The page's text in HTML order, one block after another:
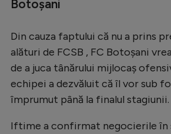
Stranieri
Clasamente
Botoșani
Din cauza faptului că nu a prins
alături de FCSB , FC Botoșani
de a juca tânărului mijlocaș
echipei a dezvăluit că îl vor sub
împrumut până la finalul stagiunii.
Iftime a confirmat negocierile în